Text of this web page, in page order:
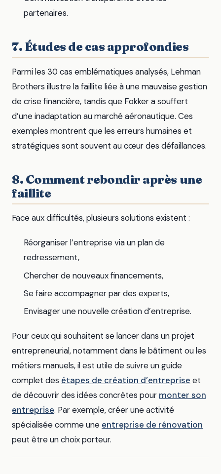
partenaires.
7. Études de cas approfondies
Parmi les 30 cas emblématiques analysés, Lehman
Brothers illustre la faillite liée à une mauvaise gestion
de crise financière, tandis que Fokker a souffert
d’une inadaptation au marché aéronautique. Ces
exemples montrent que les erreurs humaines et
stratégiques sont souvent au cœur des défaillances.
8. Comment rebondir après une
faillite
Face aux difficultés, plusieurs solutions existent :
Réorganiser l’entreprise via un plan de
redressement,
Chercher de nouveaux financements,
Se faire accompagner par des experts,
Envisager une nouvelle création d’entreprise.
Pour ceux qui souhaitent se lancer dans un projet
entrepreneurial, notamment dans le bâtiment ou les
métiers manuels, il est utile de suivre un guide
complet des étapes de création d’entreprise et
de découvrir des idées concrètes pour monter son
entreprise. Par exemple, créer une activité
spécialisée comme une entreprise de rénovation
peut être un choix porteur.